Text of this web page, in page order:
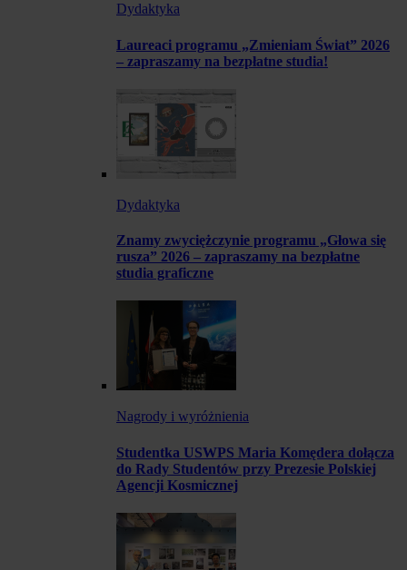
Dydaktyka
Laureaci programu „Zmieniam Świat” 2026
– zapraszamy na bezpłatne studia!
Dydaktyka
Znamy zwyciężczynie programu „Głowa się
rusza” 2026 – zapraszamy na bezpłatne
studia graficzne
Nagrody i wyróżnienia
Studentka USWPS Maria Komędera dołącza
do Rady Studentów przy Prezesie Polskiej
Agencji Kosmicznej